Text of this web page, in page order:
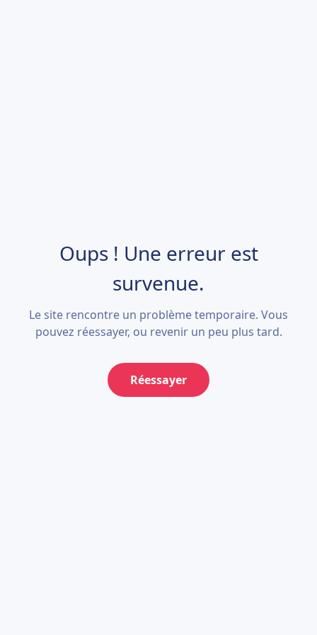
Oups ! Une erreur est
survenue.
Le site rencontre un problème temporaire. Vous
pouvez réessayer, ou revenir un peu plus tard.
Réessayer